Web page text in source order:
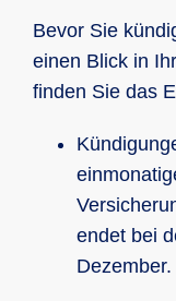
bei der
sowie einem
Reparatur.
Auch ein
der
Bevor Sie
einen Blick in
finden Sie das
endet bei
Dezember.